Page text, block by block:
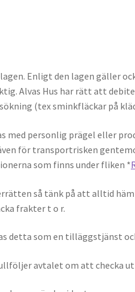
Enligt den lagen gäller
Alvas Hus har rätt att
(tex sminkfläckar på
personlig prägel eller
för transportrisken
som finns under fliken *
så tänk på att alltid
frakter t o r.
detta som en tilläggstjänst
avtalet om att checka ut